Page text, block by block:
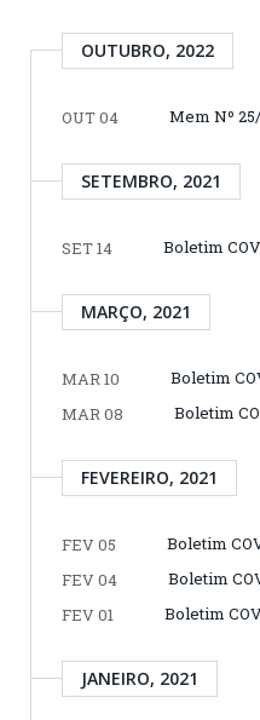
OUTUBRO, 2022
OUT 04 Mem Nº
SETEMBRO, 2021
SET 14 Boletim
MARÇO, 2021
MAR 10
Boletim
MAR 08
Boletim
FEVEREIRO, 2021
FEV 05
Boletim
FEV 04
Boletim
FEV 01
Boletim
JANEIRO, 2021